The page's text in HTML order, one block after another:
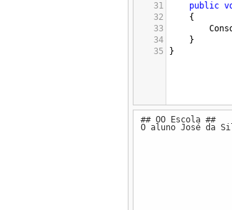
31
public
32
{
33
34
}
35
}
## OO Escola ##
O aluno José da